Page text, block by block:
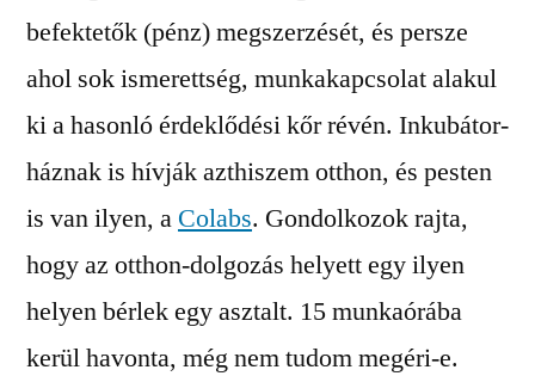
befektetők (pénz) megszerzését, és persze
ahol sok ismerettség, munkakapcsolat alakul
ki a hasonló érdeklődési kőr révén. Inkubátor-
háznak is hívják azthiszem otthon, és pesten
is van ilyen, a Colabs. Gondolkozok rajta,
hogy az otthon-dolgozás helyett egy ilyen
helyen bérlek egy asztalt. 15 munkaórába
kerül havonta, még nem tudom megéri-e.